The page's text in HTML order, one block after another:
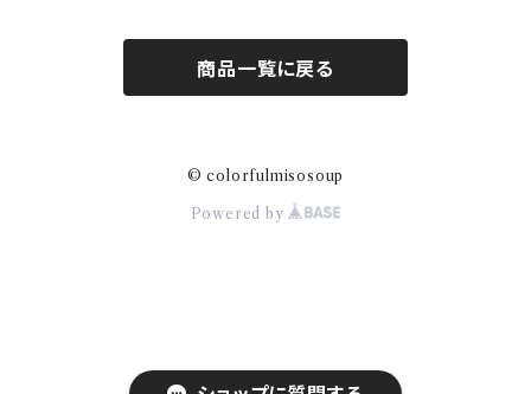
M size pouch
商品一覧に戻る
© colorfulmisosoup
Powered by